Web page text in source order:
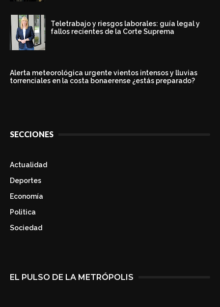
Teletrabajo y riesgos laborales: guía legal y
fallos recientes de la Corte Suprema
Alerta meteorológica urgente vientos intensos y lluvias
torrenciales en la costa bonaerense ¿estás preparado?
SECCIONES
Actualidad
Deportes
Economía
Politica
Sociedad
EL PULSO DE LA METRÓPOLIS